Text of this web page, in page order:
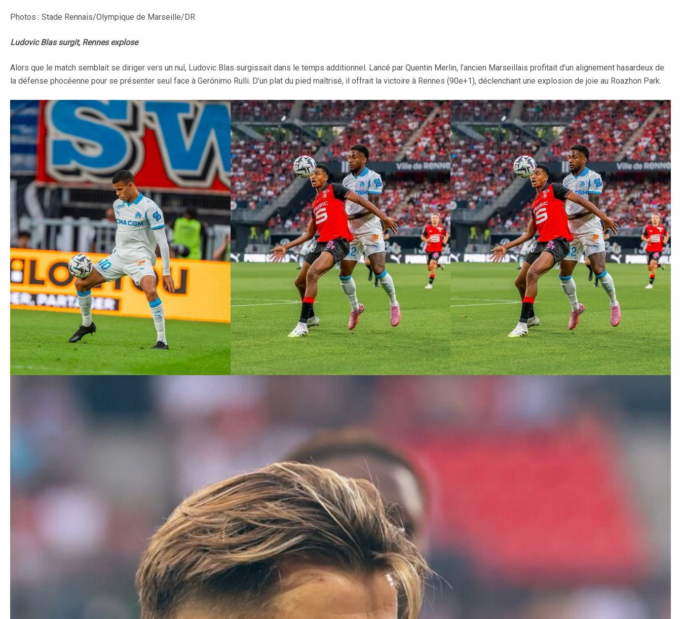
Photos : Stade Rennais/Olympique de Marseille/DR
Ludovic Blas surgit, Rennes explose
Alors que le match semblait se diriger vers un nul, Ludovic Blas surgissait dans le temps additionnel. Lancé par Quentin Merlin, l’ancien Marseillais profitait d’un alignement hasardeux de
la défense phocéenne pour se présenter seul face à Gerónimo Rulli. D’un plat du pied maîtrisé, il offrait la victoire à Rennes (90e+1), déclenchant une explosion de joie au Roazhon Park.